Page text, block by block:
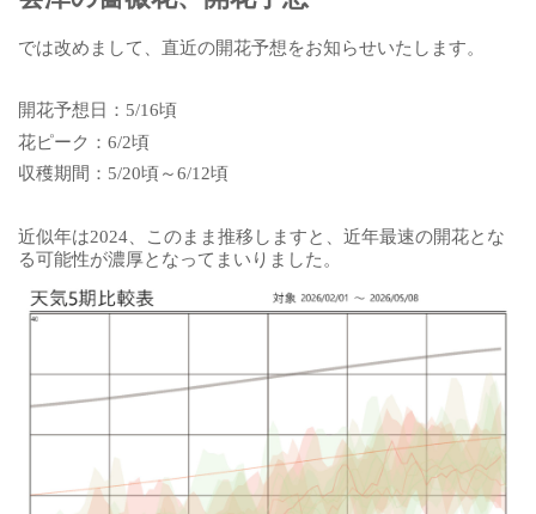
では改めまして、直近の開花予想をお知らせいたします。
開花予想日：5/16頃
花ピーク：6/2頃
収穫期間：5/20頃～6/12頃
近似年は2024、このまま推移しますと、近年最速の開花とな
る可能性が濃厚となってまいりました。